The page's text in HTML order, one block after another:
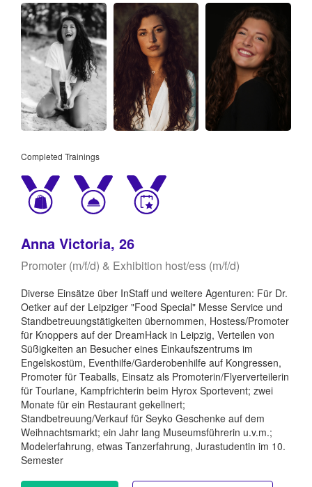
Completed Trainings
Anna Victoria, 26
Promoter (m/f/d) & Exhibition host/ess (m/f/d)
Diverse Einsätze über InStaff und weitere Agenturen: Für Dr.
Oetker auf der Leipziger "Food Special" Messe Service und
Standbetreuungstätigkeiten übernommen, Hostess/Promoter
für Knoppers auf der DreamHack in Leipzig, Verteilen von
Süßigkeiten an Besucher eines Einkaufszentrums im
Engelskostüm, Eventhilfe/Garderobenhilfe auf Kongressen,
Promoter für Teaballs, Einsatz als Promoterin/Flyerverteilerin
für Tourlane, Kampfrichterin beim Hyrox Sportevent; zwei
Monate für ein Restaurant gekellnert;
Standbetreuung/Verkauf für Seyko Geschenke auf dem
Weihnachtsmarkt; ein Jahr lang Museumsführerin u.v.m.;
Modelerfahrung, etwas Tanzerfahrung, Jurastudentin im 10.
Semester